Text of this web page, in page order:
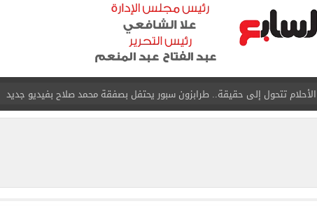
هل ترتفع أسعار آيفون 17 غدا؟.. تسريبات تكشف مفاجأة قبل إطلاق الجيل الجديد
نتنياهو: إسرائيل ترفض وثيقة النقاط الـ15 بشأن قطاع غزة
متى يتزوج رونالدو وجورجينا؟.. والبرتغاليون يكشفون حقيقة «8 أغسطس»